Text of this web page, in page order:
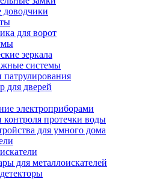
доводчики
для ворот
зеркала
системы
для дверей
электроприборами
протечки воды
для умного дома
для металлоискателей